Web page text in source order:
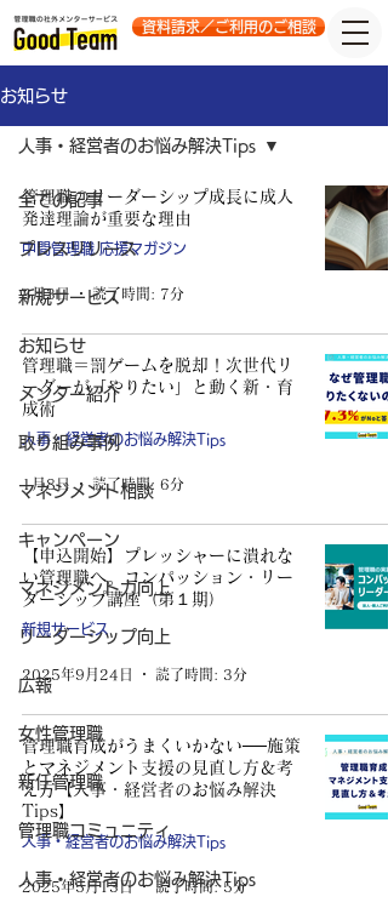
資料請求／ご利用のご相談
お知らせ
全ての記事
プレスリリース
新規サービス
お知らせ
メンター紹介
取り組み事例
マネジメント相談
キャンペーン
マネジメント力向上
リーダーシップ向上
広報
女性管理職
新任管理職
管理職コミュニティ
人事・経営者のお悩み解決Tips
人事・経営者のお悩み解決Tips
管理職のリーダーシップ成長に成人
発達理論が重要な理由
中間管理職 応援マガジン
3月3日 読了時間: 7分
管理職＝罰ゲームを脱却！次世代リ
ーダーが「やりたい」と動く新・育
成術
人事・経営者のお悩み解決Tips
1月8日 読了時間: 6分
【申込開始】プレッシャーに潰れな
い管理職へ。コンパッション・リー
ダーシップ講座（第１期）
新規サービス
2025年9月24日 読了時間: 3分
管理職育成がうまくいかない──施策
とマネジメント支援の見直し方＆考
え方【人事・経営者のお悩み解決
Tips】
人事・経営者のお悩み解決Tips
2025年5月13日 読了時間: 5分